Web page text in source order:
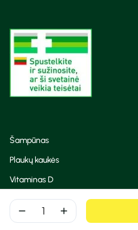
remove add
Šampūnas
Plaukų kaukės
Vitaminas D
Korėjietiška kosmetika
Dezodorantas